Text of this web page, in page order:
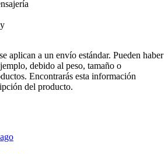
aplican a un envío estándar. Pueden haber
debido al peso, tamaño o
Encontrarás esta información
del producto.